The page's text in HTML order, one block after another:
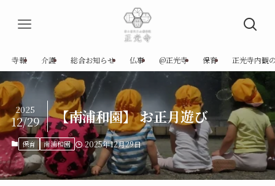
寺報 介護 総合お知らせ 仏事 @正光寺 保育 正光寺内観
【南浦和園】 お正月遊び
2025
12/29
保育 南浦和園 2025年12月29日